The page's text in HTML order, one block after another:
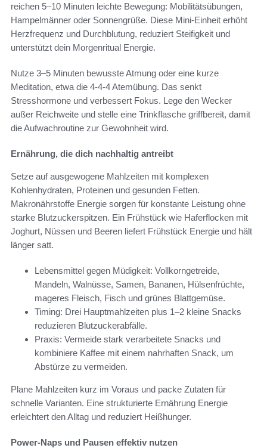
reichen 5–10 Minuten leichte Bewegung: Mobilitätsübungen,
Hampelmänner oder Sonnengrüße. Diese Mini-Einheit erhöht
Herzfrequenz und Durchblutung, reduziert Steifigkeit und
unterstützt dein Morgenritual Energie.
Nutze 3–5 Minuten bewusste Atmung oder eine kurze
Meditation, etwa die 4‑4‑4 Atemübung. Das senkt
Stresshormone und verbessert Fokus. Lege den Wecker
außer Reichweite und stelle eine Trinkflasche griffbereit, damit
die Aufwachroutine zur Gewohnheit wird.
Ernährung, die dich nachhaltig antreibt
Setze auf ausgewogene Mahlzeiten mit komplexen
Kohlenhydraten, Proteinen und gesunden Fetten.
Makronährstoffe Energie sorgen für konstante Leistung ohne
starke Blutzuckerspitzen. Ein Frühstück wie Haferflocken mit
Joghurt, Nüssen und Beeren liefert Frühstück Energie und hält
länger satt.
Lebensmittel gegen Müdigkeit: Vollkorngetreide,
Mandeln, Walnüsse, Samen, Bananen, Hülsenfrüchte,
mageres Fleisch, Fisch und grünes Blattgemüse.
Timing: Drei Hauptmahlzeiten plus 1–2 kleine Snacks
reduzieren Blutzuckerabfälle.
Praxis: Vermeide stark verarbeitete Snacks und
kombiniere Kaffee mit einem nahrhaften Snack, um
Abstürze zu vermeiden.
Plane Mahlzeiten kurz im Voraus und packe Zutaten für
schnelle Varianten. Eine strukturierte Ernährung Energie
erleichtert den Alltag und reduziert Heißhunger.
Power-Naps und Pausen effektiv nutzen